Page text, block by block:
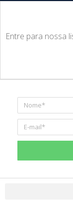
​Entre para nossa